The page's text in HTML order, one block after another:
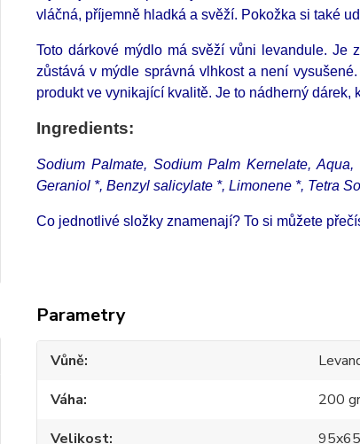
vláčná, příjemně hladká a svěží. Pokožka si také
Toto dárkové mýdlo má svěží vůni levandule. Je
zůstává v mýdle správná vlhkost a není
produkt ve vynikající kvalitě. Je to nádherný dárek,
Ingredients:
Sodium Palmate, Sodium Palm Kernelate,
Geraniol *, Benzyl salicylate *, Limonene *, Tetra
Co jednotlivé složky znamenají? To si můžete
Parametry
Vůně
Váha
200
Velikost